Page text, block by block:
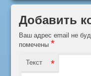
Добавить
Ваш адрес email не
помечены *
Текст *